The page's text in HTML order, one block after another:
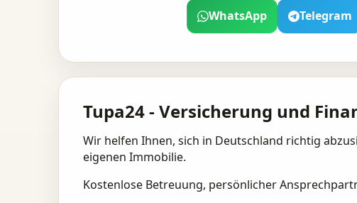
WhatsApp Telegram
Tupa24 - Versicherung und
Wir helfen Ihnen, sich in Deutschland richtig
eigenen Immobilie.
Kostenlose Betreuung, persönlicher